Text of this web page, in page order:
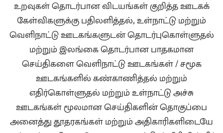
உறவுகள் தொடர்பான விடயங்கள் குறித்த ஊடகக்
கேள்விகளுக்கு பதிலளித்தல், உள்நாட்டு மற்றும்
வெளிநாட்டு ஊடகங்களுடன் தொடர்புகொள்ளுதல்
மற்றும் இலங்கை தொடர்பான பாதகமான
செய்திகளை வெளிநாட்டு ஊடகங்கள் / சமூக
ஊடகங்களில் கண்காணித்தல் மற்றும்
எதிர்கொள்ளுதல் மற்றும் உள்நாட்டு அச்சு
ஊடகங்கள் மூலமான செய்திகளின் தொகுப்பை
அனைத்து தூதரகங்கள் மற்றும் அதிகாரிகளிடையே